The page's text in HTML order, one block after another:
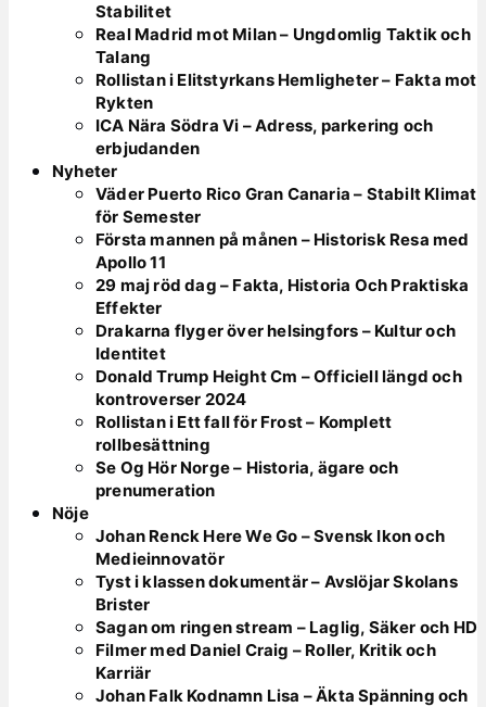
Stabilitet
Real Madrid mot Milan – Ungdomlig Taktik och
Talang
Rollistan i Elitstyrkans Hemligheter – Fakta mot
Rykten
ICA Nära Södra Vi – Adress, parkering och
erbjudanden
Nyheter
Väder Puerto Rico Gran Canaria – Stabilt Klimat
för Semester
Första mannen på månen – Historisk Resa med
Apollo 11
29 maj röd dag – Fakta, Historia Och Praktiska
Effekter
Drakarna flyger över helsingfors – Kultur och
Identitet
Donald Trump Height Cm – Officiell längd och
kontroverser 2024
Rollistan i Ett fall för Frost – Komplett
rollbesättning
Se Og Hör Norge – Historia, ägare och
prenumeration
Nöje
Johan Renck Here We Go – Svensk Ikon och
Medieinnovatör
Tyst i klassen dokumentär – Avslöjar Skolans
Brister
Sagan om ringen stream – Laglig, Säker och HD
Filmer med Daniel Craig – Roller, Kritik och
Karriär
Johan Falk Kodnamn Lisa – Äkta Spänning och